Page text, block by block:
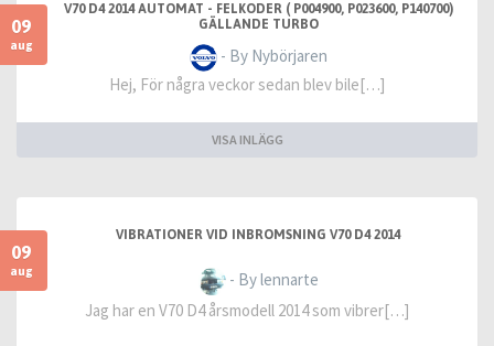
09
aug
V70 D4 2014 AUTOMAT - FELKODER ( P004900, P023600, P140700)
GÄLLANDE TURBO
- By Nybörjaren
Hej, För några veckor sedan blev bile[…]
VISA INLÄGG
09
aug
VIBRATIONER VID INBROMSNING V70 D4 2014
- By lennarte
Jag har en V70 D4 årsmodell 2014 som vibrer[…]